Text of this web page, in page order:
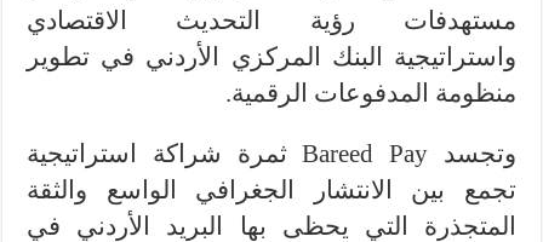
مستهدفات رؤية التحديث الاقتصادي
واستراتيجية البنك المركزي الأردني في تطوير
منظومة المدفوعات الرقمية.
وتجسد Bareed Pay ثمرة شراكة استراتيجية
تجمع بين الانتشار الجغرافي الواسع والثقة
المتجذرة التي يحظى بها البريد الأردني في